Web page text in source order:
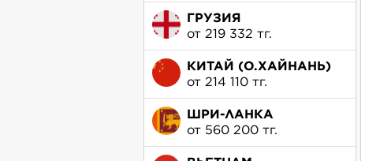
ГРУЗИЯ
от 219 332 тг.
КИТАЙ (О.ХАЙНАНЬ)
от 214 110 тг.
ШРИ-ЛАНКА
от 560 200 тг.